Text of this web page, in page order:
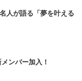
人が語る「夢を叶える
ンバー加入！